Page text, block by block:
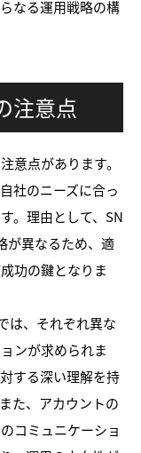
なる運用戦略の構
注意点
意点があります。
社のニーズに合っ
。理由として、SN
が異なるため、適
功の鍵となりま
は、それぞれ異な
ンが求められま
する深い理解を持
た、アカウントの
コミュニケーショ